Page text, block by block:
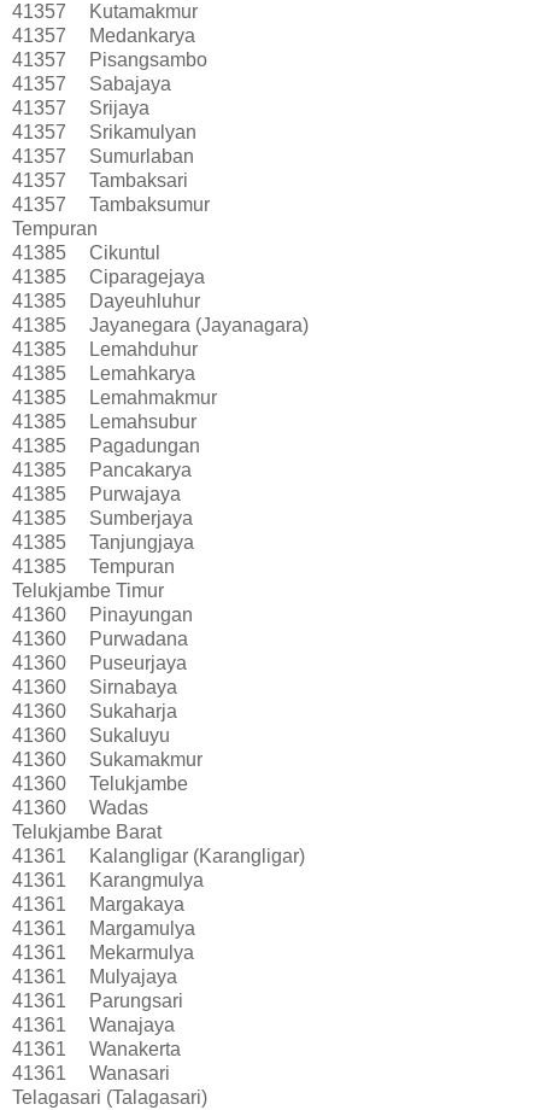
41357
Kutamakmur
41357
Medankarya
41357
Pisangsambo
41357
Sabajaya
41357
Srijaya
41357
Srikamulyan
41357
Sumurlaban
41357
Tambaksari
41357
Tambaksumur
Tempuran
41385
Cikuntul
41385
Ciparagejaya
41385
Dayeuhluhur
41385
Jayanegara (Jayanagara)
41385
Lemahduhur
41385
Lemahkarya
41385
Lemahmakmur
41385
Lemahsubur
41385
Pagadungan
41385
Pancakarya
41385
Purwajaya
41385
Sumberjaya
41385
Tanjungjaya
41385
Tempuran
Telukjambe Timur
41360
Pinayungan
41360
Purwadana
41360
Puseurjaya
41360
Sirnabaya
41360
Sukaharja
41360
Sukaluyu
41360
Sukamakmur
41360
Telukjambe
41360
Wadas
Telukjambe Barat
41361
Kalangligar (Karangligar)
41361
Karangmulya
41361
Margakaya
41361
Margamulya
41361
Mekarmulya
41361
Mulyajaya
41361
Parungsari
41361
Wanajaya
41361
Wanakerta
41361
Wanasari
Telagasari (Talagasari)